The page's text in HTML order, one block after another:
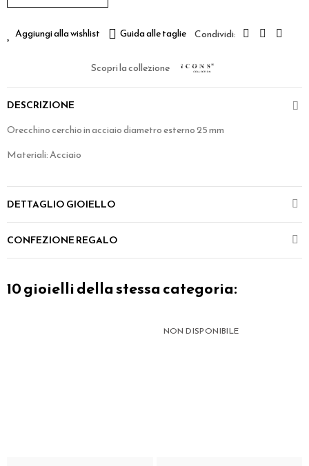
Aggiungi alla wishlist Guida alle taglie
Scopri la collezione
DESCRIZIONE
Orecchino cerchio in acciaio diametro esterno 25 mm
Materiali: Acciaio
DETTAGLIO GIOIELLO
CONFEZIONE REGALO
10 gioielli della stessa categoria:
NON DISPONIBILE